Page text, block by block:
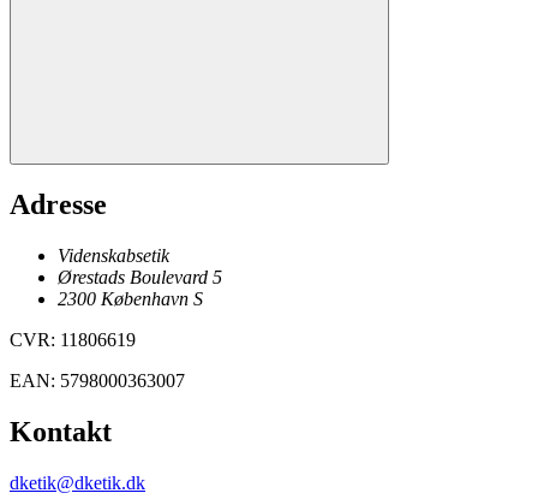
Adresse
Videnskabsetik
Ørestads Boulevard 5
2300 København S
CVR: 11806619
EAN: 5798000363007
Kontakt
dketik@dketik.dk